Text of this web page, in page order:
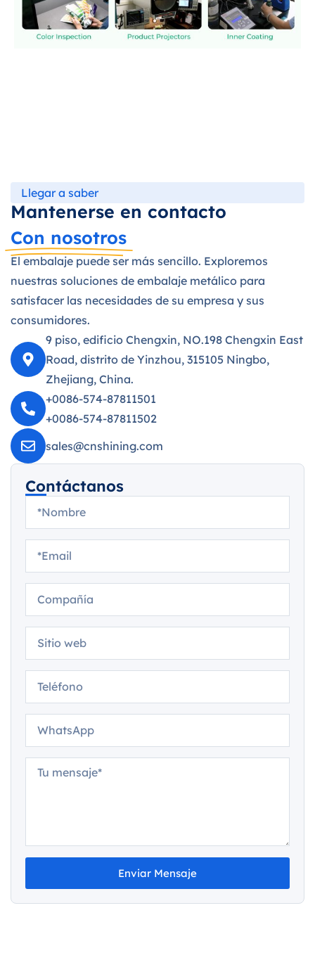
Llegar a saber
Mantenerse en contacto
Con nosotros
El embalaje puede ser más sencillo. Exploremos
nuestras soluciones de embalaje metálico para
satisfacer las necesidades de su empresa y sus
consumidores.
9 piso, edificio Chengxin, NO.198 Chengxin East
Road, distrito de Yinzhou, 315105 Ningbo,
Zhejiang, China.
+0086-574-87811501
+0086-574-87811502
sales@cnshining.com
Contáctanos
Enviar Mensaje